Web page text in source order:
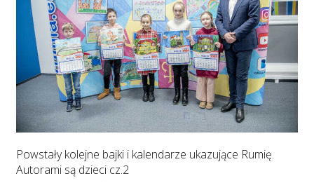
Powstały kolejne bajki i kalendarze ukazujące Rumię.
Autorami są dzieci cz.2